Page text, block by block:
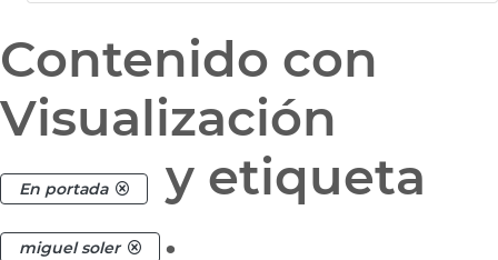
Contenido con
Visualización
En portada y etiqueta
miguel soler .